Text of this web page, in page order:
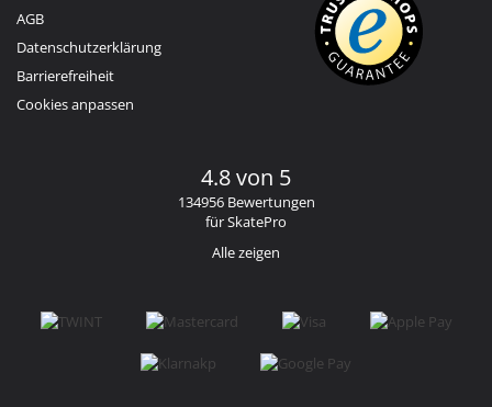
AGB
Datenschutzerklärung
Barrierefreiheit
Cookies anpassen
4.8 von 5
134956 Bewertungen
für SkatePro
Alle zeigen